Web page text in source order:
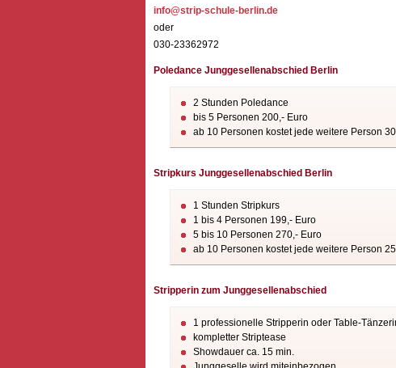
info@strip-schule-berlin.de
oder
030-23362972
Poledance Junggesellenabschied Berlin
2 Stunden Poledance
bis 5 Personen 200,- Euro
ab 10 Personen kostet jede weitere Person
Stripkurs Junggesellenabschied Berlin
1 Stunden Stripkurs
1 bis 4 Personen 199,- Euro
5 bis 10 Personen 270,- Euro
ab 10 Personen kostet jede weitere Person
Stripperin zum Junggesellenabschied
1 professionelle Stripperin oder Table-
kompletter Striptease
Showdauer ca. 15 min.